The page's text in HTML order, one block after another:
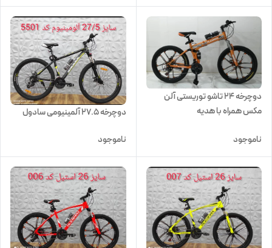
دوچرخه 24 تاشو توریستی آلن
مکس همراه با هدیه
ناموجود
دوچرخه 27.5 آلمینیومی سادول
ناموجود